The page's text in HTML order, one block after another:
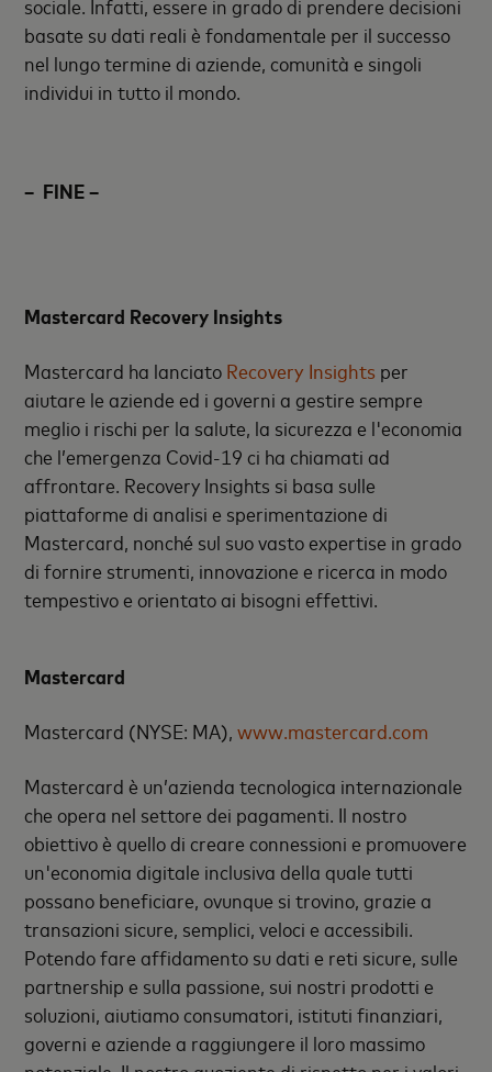
sociale. Infatti, essere in grado di prendere decisioni
basate su dati reali è fondamentale per il successo
nel lungo termine di aziende, comunità e singoli
individui in tutto il mondo.
– FINE –
Mastercard Recovery Insights
Mastercard ha lanciato Recovery Insights per
aiutare le aziende ed i governi a gestire sempre
meglio i rischi per la salute, la sicurezza e l'economia
che l’emergenza Covid-19 ci ha chiamati ad
affrontare. Recovery Insights si basa sulle
piattaforme di analisi e sperimentazione di
Mastercard, nonché sul suo vasto expertise in grado
di fornire strumenti, innovazione e ricerca in modo
tempestivo e orientato ai bisogni effettivi.
Mastercard
Mastercard (NYSE: MA),www.mastercard.com
Mastercard è un’azienda tecnologica internazionale
che opera nel settore dei pagamenti. Il nostro
obiettivo è quello di creare connessioni e promuovere
un'economia digitale inclusiva della quale tutti
possano beneficiare, ovunque si trovino, grazie a
transazioni sicure, semplici, veloci e accessibili.
Potendo fare affidamento su dati e reti sicure, sulle
partnership e sulla passione, sui nostri prodotti e
soluzioni, aiutiamo consumatori, istituti finanziari,
governi e aziende a raggiungere il loro massimo